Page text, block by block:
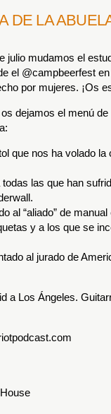
DE LA
julio mudamos el
el @campbeerfest
por mujeres. ¡Os
dejamos el menú
que nos ha volado la
las que han
al “aliado” de
y a los que se
al jurado de
a Los Ángeles.